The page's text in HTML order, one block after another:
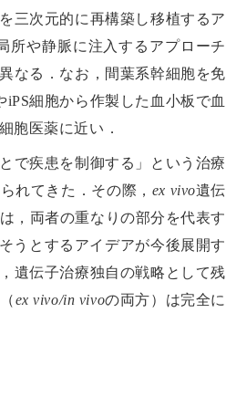
三次元的に再構築し移植するア
所や静脈に注入するアプローチ
なる．なお，間葉系幹細胞を免
iPS細胞から作製した血小板で血
胞医薬に近い．
で疾患を制御する」という治療
れてきた．その際， ex vivo遺伝
，両者の重なりの部分を代表す
うとするアイデアが今後展開す
遺伝子治療独自の戦略として残
ex vivo/in vivoの両方）は完全に